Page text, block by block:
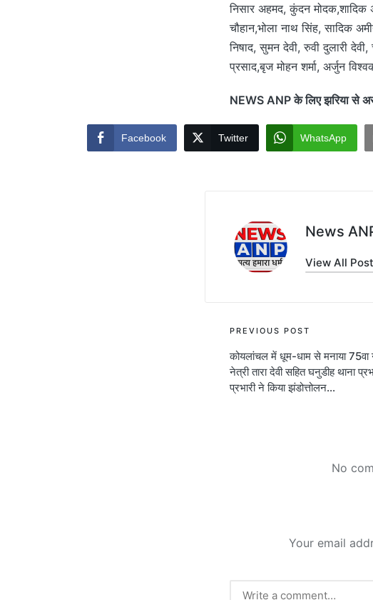
निसार अहमद, कुंदन मोदक,शादिक
चौहान,भोला नाथ सिंह, सादिक
निषाद, सुमन देवी, रुवी दुलारी देवी,
प्रसाद,बृज मोहन शर्मा, अर्जुन
NEWS ANP के लिए झरिया से
Facebook Twitter WhatsApp
News
View All
Post
navigation
PREVIOUS POST
कोयलांचल में धूम-धाम से मनाया 75वा
नेत्री तारा देवी सहित घनुडीह थाना
प्रभारी ने किया झंडोत्तोलन…
No
Your email